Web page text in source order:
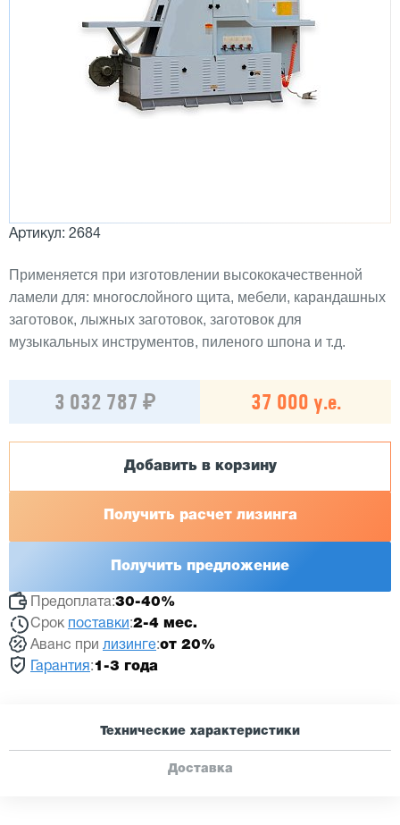
Артикул: 2684
Применяется при изготовлении высококачественной
ламели для: многослойного щита, мебели, карандашных
заготовок, лыжных заготовок, заготовок для
музыкальных инструментов, пиленого шпона и т.д.
3 032 787 ₽ 37 000 у.е.
Добавить в корзину
Получить расчет лизинга
Получить предложение
Предоплата:30-40%
Срок поставки :2-4 мес.
Аванс при лизинге:от 20%
Гарантия :1-3 года
Технические характеристики
Доставка